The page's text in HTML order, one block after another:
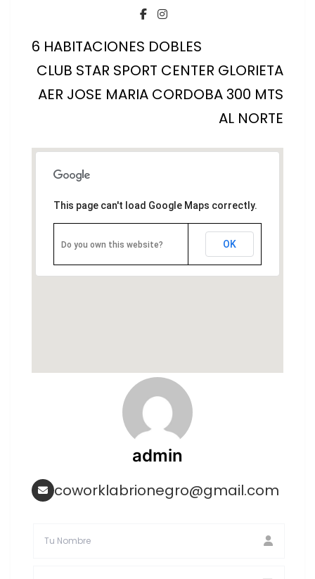
6 HABITACIONES DOBLES
CLUB STAR SPORT CENTER GLORIETA
AER JOSE MARIA CORDOBA 300 MTS
AL NORTE
This page can't load Google Maps correctly.
Do you own this website? OK
admin
coworklabrionegro@gmail.com